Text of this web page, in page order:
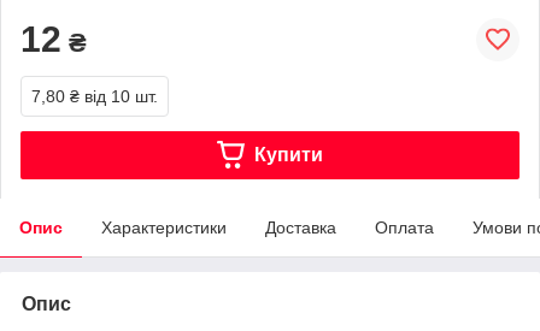
12 ₴
7,80 ₴ від 10 шт.
Купити
Опис Характеристики Доставка Оплата Умови
Опис